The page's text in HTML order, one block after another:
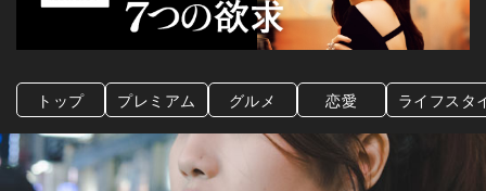
トップ プレミアム グルメ 恋愛 ライフスタ